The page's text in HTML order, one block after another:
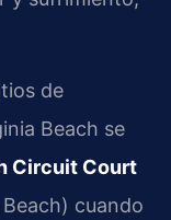
de
Beach se
Circuit Court
cuando